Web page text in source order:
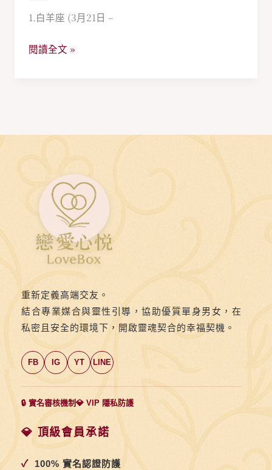
1.白羊座 (3月21日 –
的
情
閱讀全文 »
重新定義高端交友。
結合專業媒合與靈性引導，協助優質單身男女，在
私密且安全的環境下，開啟靈魂契合的幸福契機。
FB IG YT LINE
🔒 實名審核機制💎 VIP 隱私防護
💎 頂級會員承諾
✓ 100% 實名認證防護